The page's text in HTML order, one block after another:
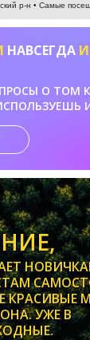
р-н • Самые
НАВСЕГДА
О ТОМ
КРАСИВЫЕ
УЖЕ В